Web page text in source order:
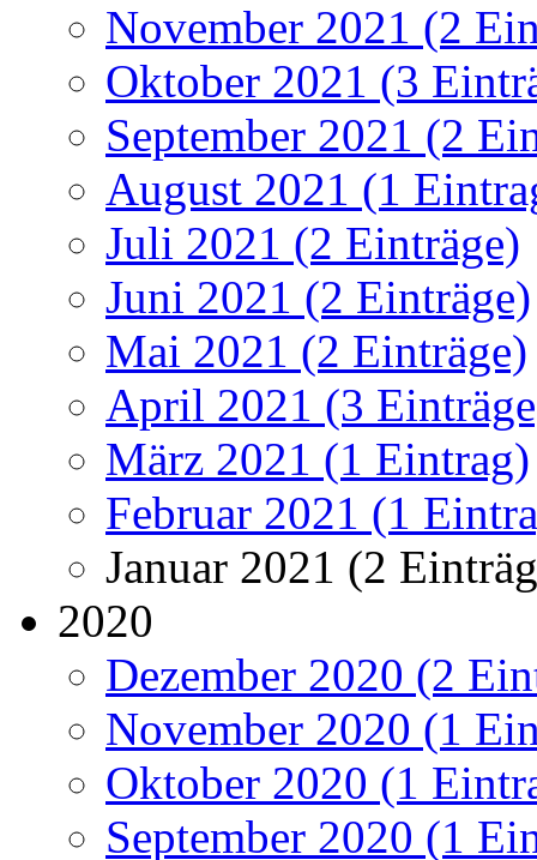
November 2021 (2
Oktober 2021 (3
September 2021 (2
August 2021 (1
Juli 2021 (2 Einträge)
Juni 2021 (2 Einträge)
Mai 2021 (2 Einträge)
April 2021 (3
März 2021 (1 Eintrag)
Februar 2021 (1
Januar 2021 (2
2020
Dezember 2020 (2
November 2020 (1
Oktober 2020 (1
September 2020 (1